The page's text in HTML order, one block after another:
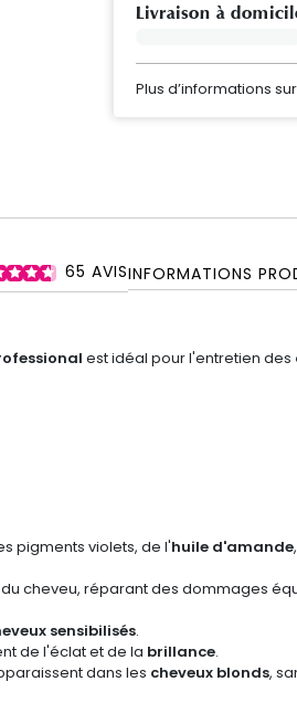
Livraison à
Plus d’informations
65 AVISINFORMATIONS
est idéal pour l'entretien des
pigments violets, de l'huile d'amande
cheveu, réparant des dommages
sensibilisés.
de l'éclat et de la brillance.
dans les cheveux blonds,